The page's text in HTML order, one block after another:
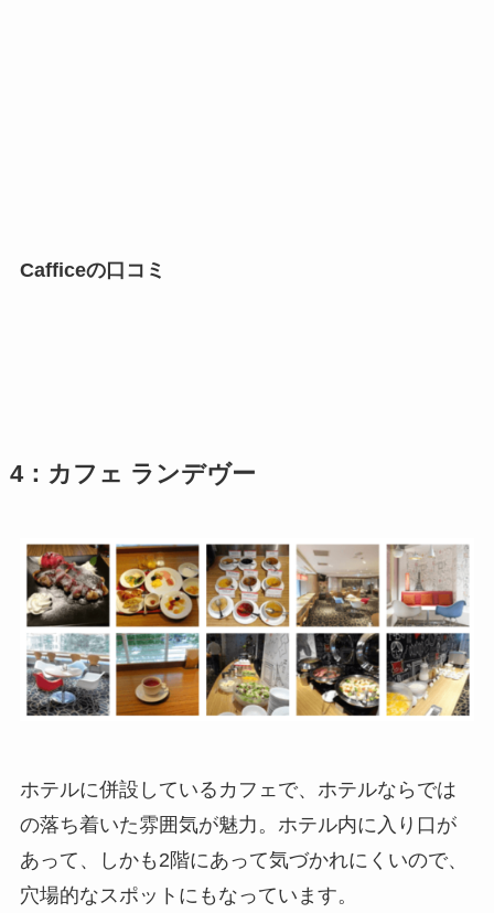
Cafficeの口コミ
4：カフェ ランデヴー
ホテルに併設しているカフェで、ホテルならでは
の落ち着いた雰囲気が魅力。ホテル内に入り口が
あって、しかも2階にあって気づかれにくいので、
穴場的なスポットにもなっています。